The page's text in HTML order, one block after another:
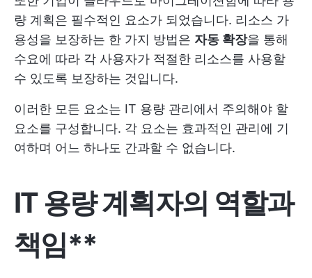
량 계획은 필수적인 요소가 되었습니다. 리소스 가
용성을 보장하는 한 가지 방법은 자동 확장을 통해
수요에 따라 각 사용자가 적절한 리소스를 사용할
수 있도록 보장하는 것입니다.
이러한 모든 요소는 IT 용량 관리에서 주의해야 할
요소를 구성합니다. 각 요소는 효과적인 관리에 기
여하며 어느 하나도 간과할 수 없습니다.
IT 용량 계획자의 역할과
책임**